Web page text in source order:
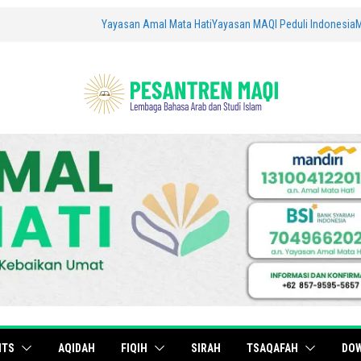
Yayasan Amal Mata HatiYayasan MAQI Peduli Indonesia
AQIDAH FIQIH SIRAH TSAQAFAH